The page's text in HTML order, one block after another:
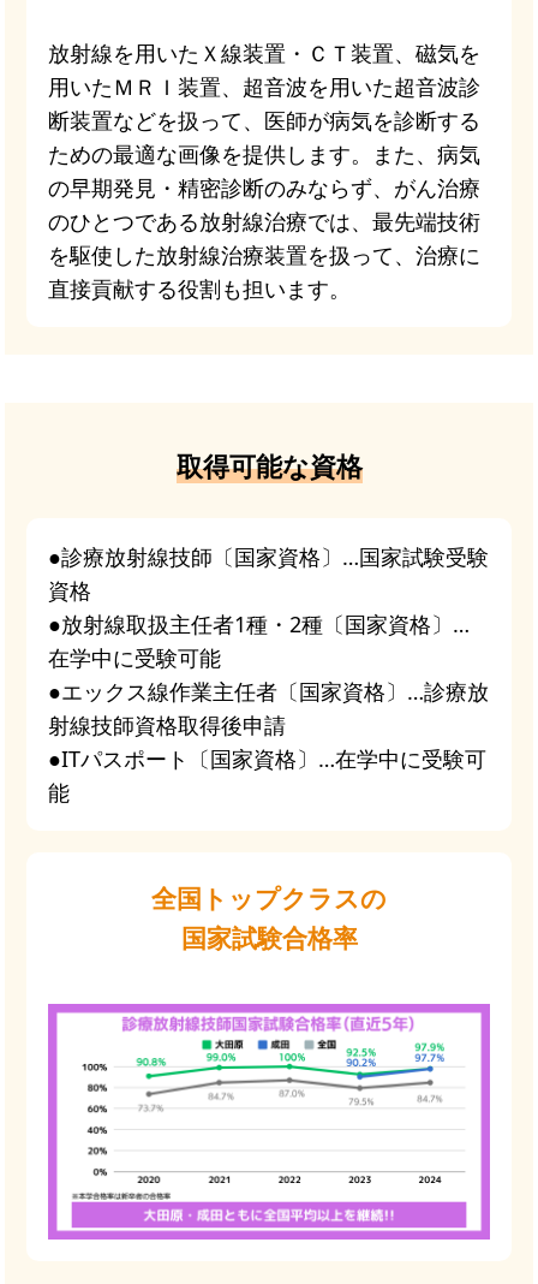
放射線を用いたＸ線装置・ＣＴ装置、磁気を
用いたＭＲＩ装置、超音波を用いた超音波診
断装置などを扱って、医師が病気を診断する
ための最適な画像を提供します。また、病気
の早期発見・精密診断のみならず、がん治療
のひとつである放射線治療では、最先端技術
を駆使した放射線治療装置を扱って、治療に
直接貢献する役割も担います。
取得可能な資格
●診療放射線技師〔国家資格〕…国家試験受験
資格
●放射線取扱主任者1種・2種〔国家資格〕…
在学中に受験可能
●エックス線作業主任者〔国家資格〕…診療放
射線技師資格取得後申請
●ITパスポート〔国家資格〕…在学中に受験可
能
全国トップクラスの
国家試験合格率